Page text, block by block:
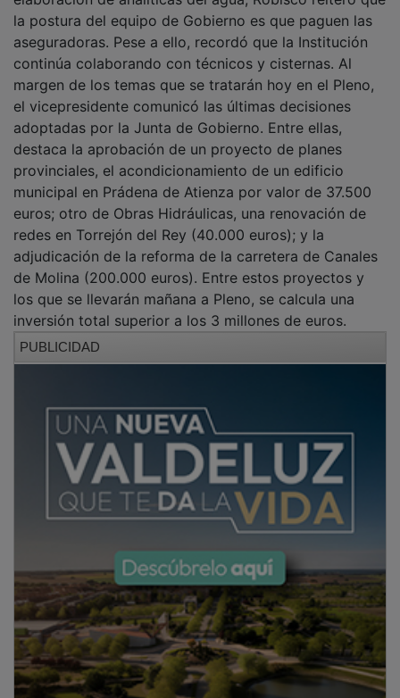
la postura del equipo de Gobierno es que paguen las
aseguradoras. Pese a ello, recordó que la Institución
continúa colaborando con técnicos y cisternas. Al
margen de los temas que se tratarán hoy en el Pleno,
el vicepresidente comunicó las últimas decisiones
adoptadas por la Junta de Gobierno. Entre ellas,
destaca la aprobación de un proyecto de planes
provinciales, el acondicionamiento de un edificio
municipal en Prádena de Atienza por valor de 37.500
euros; otro de Obras Hidráulicas, una renovación de
redes en Torrejón del Rey (40.000 euros); y la
adjudicación de la reforma de la carretera de Canales
de Molina (200.000 euros). Entre estos proyectos y
los que se llevarán mañana a Pleno, se calcula una
inversión total superior a los 3 millones de euros.
PUBLICIDAD